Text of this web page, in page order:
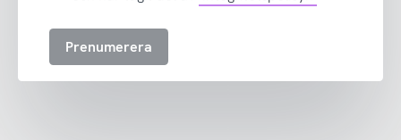
att
Prenumerera